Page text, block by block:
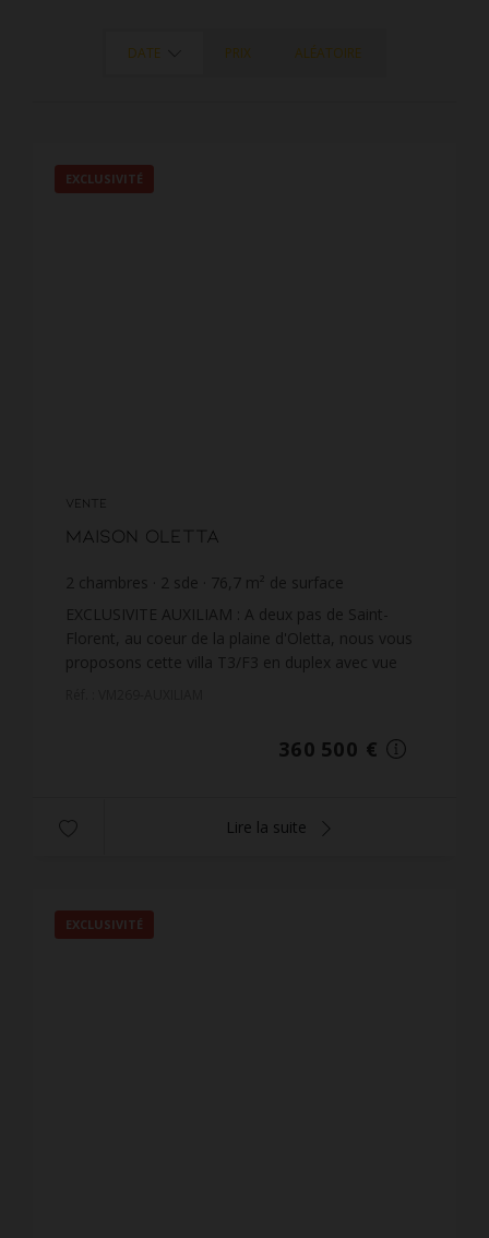
DATE PRIX ALÉATOIRE
EXCLUSIVITÉ
VENTE
Maison Oletta
2 chambres 2 sde 76,7 m² de surface
4 700,13 €prix / m²
EXCLUSIVITE AUXILIAM : A deux pas de Saint-
Florent, au coeur de la plaine d'Oletta, nous vous
proposons cette villa T3/F3 en duplex avec vue
360 500 €
Lire la suite
EXCLUSIVITÉ